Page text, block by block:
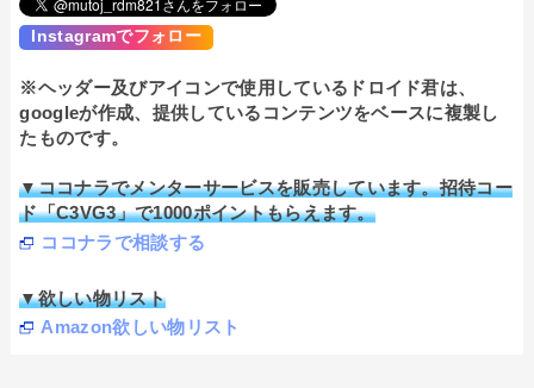
Instagramでフォロー
※ヘッダー及びアイコンで使用しているドロイド君は、
googleが作成、提供しているコンテンツをベースに複製し
たものです。
▼ココナラでメンターサービスを販売しています。招待コー
ド「C3VG3」で1000ポイントもらえます。
ココナラで相談する
▼欲しい物リスト
Amazon欲しい物リスト